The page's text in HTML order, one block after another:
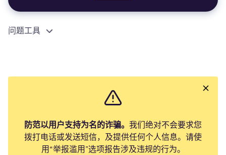
问题工具
防范以用户支持为名的诈骗。 我们绝对不会要求您
拨打电话或发送短信，及提供任何个人信息。请使
用“举报滥用”选项报告涉及违规的行为。